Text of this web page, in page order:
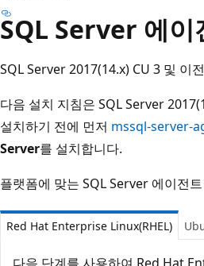
SQL Server 에이
SQL Server 2017(14.x) CU 3 및 이
다음 설치 지침은 SQL Server
설치하기 전에 먼저 mssql-server-
Server를 설치합니다.
플랫폼에 맞는 SQL Server 에이전
Red Hat Enterprise Linux(RHEL)
다음 단계를 사용하여 Red Hat